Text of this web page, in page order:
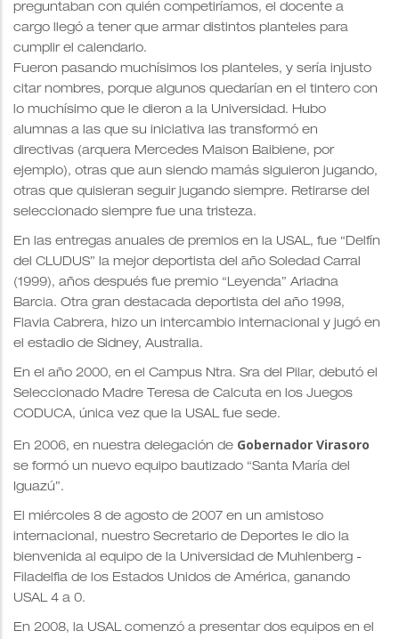
preguntaban con quién competiríamos, el docente a
cargo llegó a tener que armar distintos planteles para
cumplir el calendario.
Fueron pasando muchísimos los planteles, y sería injusto
citar nombres, porque algunos quedarían en el tintero con
lo muchísimo que le dieron a la Universidad. Hubo
alumnas a las que su iniciativa las transformó en
directivas (arquera Mercedes Maison Baibiene, por
ejemplo), otras que aun siendo mamás siguieron jugando,
otras que quisieran seguir jugando siempre. Retirarse del
seleccionado siempre fue una tristeza.
En las entregas anuales de premios en la USAL, fue “Delfín
del CLUDUS” la mejor deportista del año Soledad Carral
(1999), años después fue premio “Leyenda” Ariadna
Barcia. Otra gran destacada deportista del año 1998,
Flavia Cabrera, hizo un intercambio internacional y jugó en
el estadio de Sidney, Australia.
En el año 2000, en el Campus Ntra. Sra del Pilar, debutó el
Seleccionado Madre Teresa de Calcuta en los Juegos
CODUCA, única vez que la USAL fue sede.
En 2006, en nuestra delegación de Gobernador Virasoro
se formó un nuevo equipo bautizado “Santa María del
Iguazú”.
El miércoles 8 de agosto de 2007 en un amistoso
internacional, nuestro Secretario de Deportes le dio la
bienvenida al equipo de la Universidad de Muhlenberg -
Filadelfia de los Estados Unidos de América, ganando
USAL 4 a 0.
En 2008, la USAL comenzó a presentar dos equipos en el